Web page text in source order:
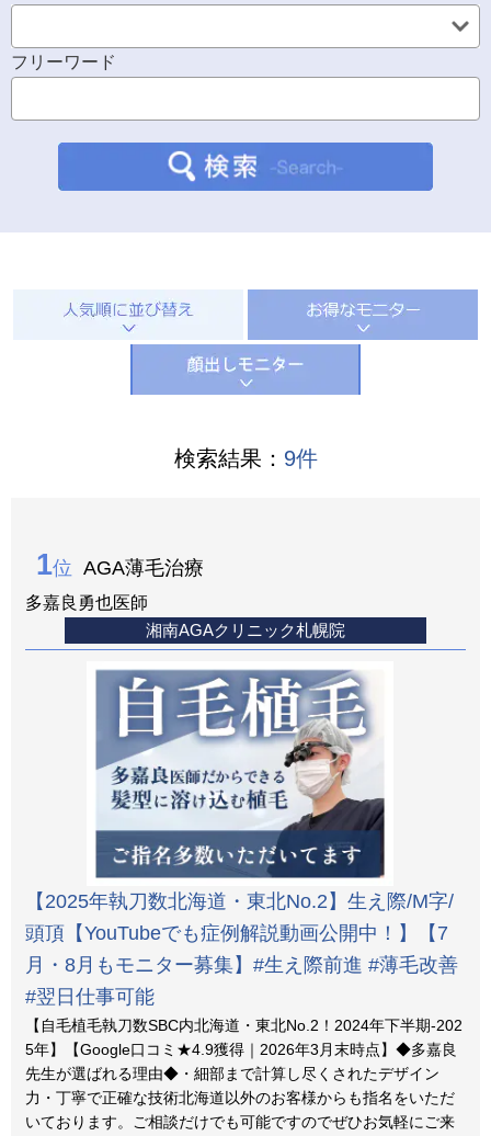
フリーワード
検索結果： 9件
1位 AGA薄毛治療
多嘉良勇也医師
湘南AGAクリニック札幌院
【2025年執刀数北海道・東北No.2】生え際/M字/
頭頂【YouTubeでも症例解説動画公開中！】【7
月・8月もモニター募集】#生え際前進 #薄毛改善
#翌日仕事可能
【自毛植毛執刀数SBC内北海道・東北No.2！2024年下半期-202
5年】【Google口コミ★4.9獲得｜2026年3月末時点】◆多嘉良
先生が選ばれる理由◆・細部まで計算し尽くされたデザイン
力・丁寧で正確な技術北海道以外のお客様からも指名をいただ
いております。ご相談だけでも可能ですのでぜひお気軽にご来